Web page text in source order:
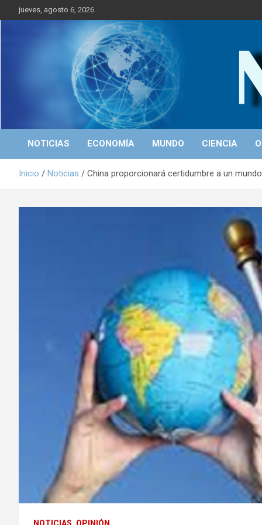
a
n
d
jueves, agosto 6, 2026
NICALEAKS
Portal de Noticias
NOTICIAS ECONOMÍA MUNDO CIENCIA
Inicio Noticias China proporcionará certidumbre a un